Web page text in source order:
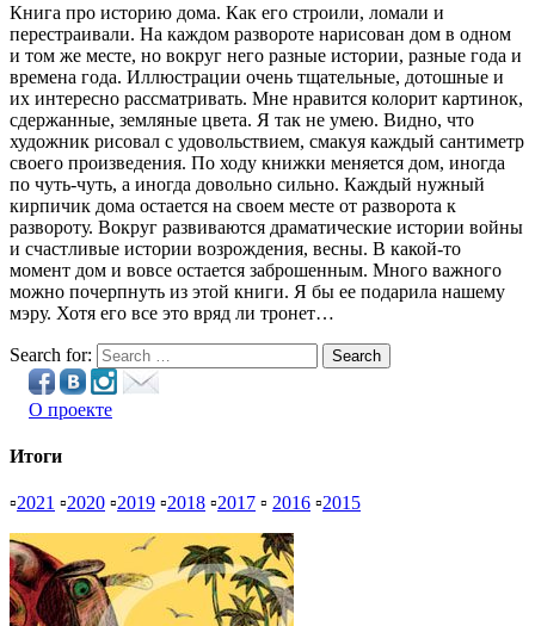
Книга про историю дома. Как его строили, ломали и
перестраивали. На каждом развороте нарисован дом в одном
и том же месте, но вокруг него разные истории, разные года и
времена года. Иллюстрации очень тщательные, дотошные и
их интересно рассматривать. Мне нравится колорит картинок,
сдержанные, земляные цвета. Я так не умею. Видно, что
художник рисовал с удовольствием, смакуя каждый сантиметр
своего произведения. По ходу книжки меняется дом, иногда
по чуть-чуть, а иногда довольно сильно. Каждый нужный
кирпичик дома остается на своем месте от разворота к
развороту. Вокруг развиваются драматические истории войны
и счастливые истории возрождения, весны. В какой-то
момент дом и вовсе остается заброшенным. Много важного
можно почерпнуть из этой книги. Я бы ее подарила нашему
мэру. Хотя его все это вряд ли тронет…
Search for: Search
О проекте
Итоги
▫2021 ▫2020 ▫2019 ▫2018 ▫2017 ▫ 2016 ▫2015